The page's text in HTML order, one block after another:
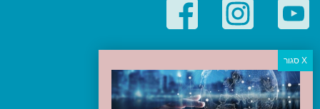
קטגוריות פופולריות
יעדים
טיולים בישראל